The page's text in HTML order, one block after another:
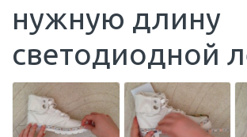
нужную длину
светодиодной